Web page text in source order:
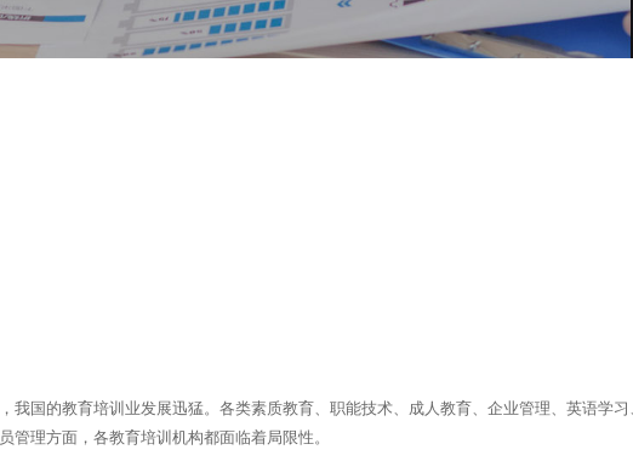
国的教育培训业发展迅猛。各类素质教育、职能技术、成人教育、企业管理、英语学
理方面，各教育培训机构都面临着局限性。